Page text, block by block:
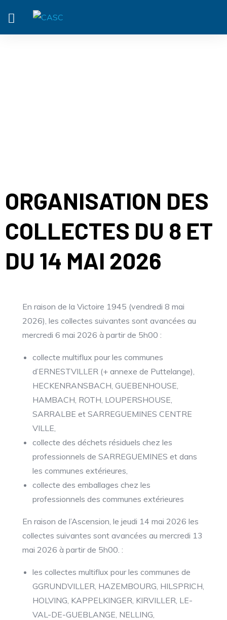
ORGANISATION DES
COLLECTES DU 8 ET
DU 14 MAI 2026
En raison de la Victoire 1945 (vendredi 8 mai
2026), les collectes suivantes sont avancées au
mercredi 6 mai 2026 à partir de 5h00 :
collecte multiflux pour les communes
d’ERNESTVILLER (+ annexe de Puttelange),
HECKENRANSBACH, GUEBENHOUSE,
HAMBACH, ROTH, LOUPERSHOUSE,
SARRALBE et SARREGUEMINES CENTRE
VILLE,
collecte des déchets résiduels chez les
professionnels de SARREGUEMINES et dans
les communes extérieures,
collecte des emballages chez les
professionnels des communes extérieures
En raison de l’Ascension, le jeudi 14 mai 2026 les
collectes suivantes sont avancées au mercredi 13
mai 2026 à partir de 5h00. :
les collectes multiflux pour les communes de
GGRUNDVILLER, HAZEMBOURG, HILSPRICH,
HOLVING, KAPPELKINGER, KIRVILLER, LE-
VAL-DE-GUEBLANGE, NELLING,